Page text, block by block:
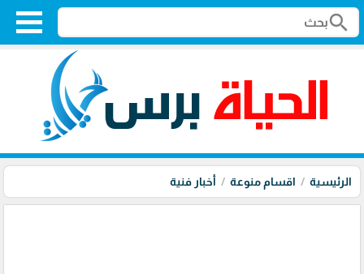
search
الرئيسية اقسام منوعة أخبار فنية